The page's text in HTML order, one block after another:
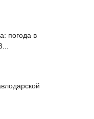
погода в